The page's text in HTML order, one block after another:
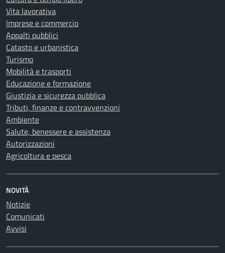
Vita lavorativa
Imprese e commercio
Appalti pubblici
Catasto e urbanistica
Turismo
Mobilità e trasporti
Educazione e formazione
Giustizia e sicurezza pubblica
Tributi, finanze e contravvenzioni
Ambiente
Salute, benessere e assistenza
Autorizzazioni
Agricoltura e pesca
NOVITÀ
Notizie
Comunicati
Avvisi